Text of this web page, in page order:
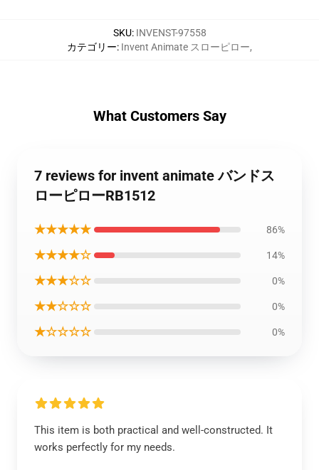
SKU: INVENST-97558
カテゴリー: Invent Animate スローピロー,
What Customers Say
7 reviews for invent animate バンドス
ローピローRB1512
★★★★★ 86%
★★★★☆ 14%
★★★☆☆ 0%
★★☆☆☆ 0%
★☆☆☆☆ 0%
This item is both practical and well-constructed. It
works perfectly for my needs.